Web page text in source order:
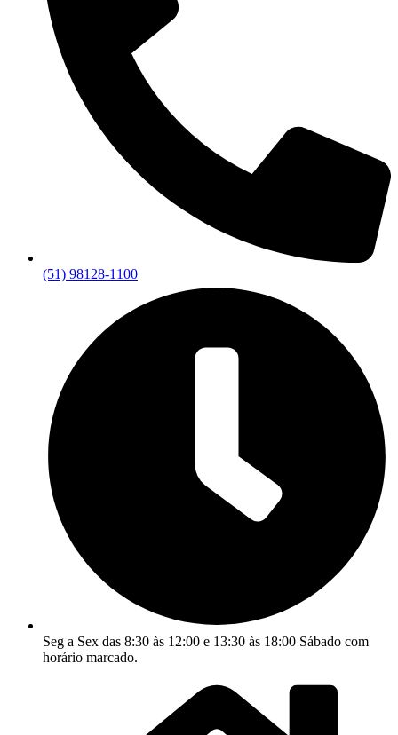
(51) 98128-1100
Seg a Sex das 8:30 às 12:00 e 13:30 às 18:00 Sábado com
horário marcado.